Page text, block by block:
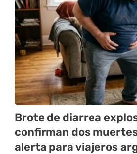
Brote de diarrea
confirman dos
alerta para viajeros